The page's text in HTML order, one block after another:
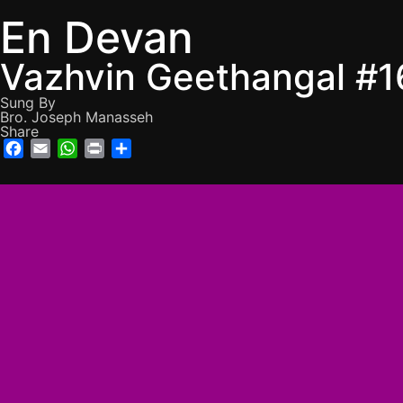
En Devan
Vazhvin Geethangal
Sung By
Bro. Joseph Manasseh
Share
Facebook
Email WhatsApp
Print